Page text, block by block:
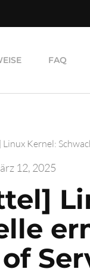
FAQ
Kernel:
12, 2025